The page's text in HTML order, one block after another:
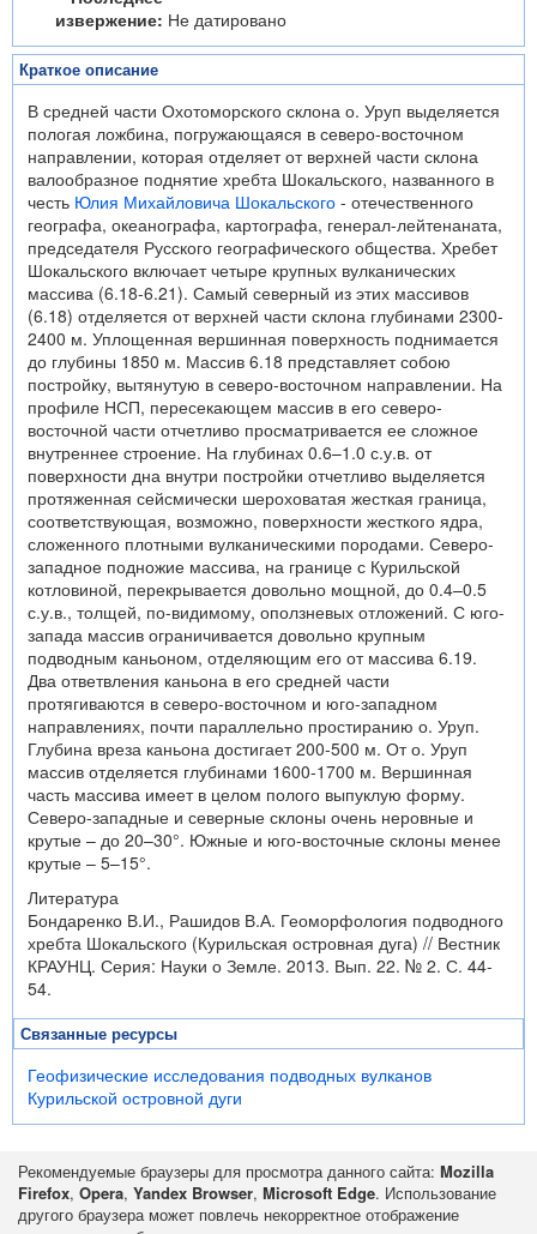
извержение: Не датировано
Краткое описание
В средней части Охотоморского склона о. Уруп выделяется
пологая ложбина, погружающаяся в северо-восточном
направлении, которая отделяет от верхней части склона
валообразное поднятие хребта Шокальского, названного в
честь Юлия Михайловича Шокальского - отечественного
географа, океанографа, картографа, генерал-лейтенаната,
председателя Русского географического общества. Хребет
Шокальского включает четыре крупных вулканических
массива (6.18-6.21). Самый северный из этих массивов
(6.18) отделяется от верхней части склона глубинами 2300-
2400 м. Уплощенная вершинная поверхность поднимается
до глубины 1850 м. Массив 6.18 представляет собою
постройку, вытянутую в северо-восточном направлении. На
профиле НСП, пересекающем массив в его северо-
восточной части отчетливо просматривается ее сложное
внутреннее строение. На глубинах 0.6–1.0 с.у.в. от
поверхности дна внутри постройки отчетливо выделяется
протяженная сейсмически шероховатая жесткая граница,
соответствующая, возможно, поверхности жесткого ядра,
сложенного плотными вулканическими породами. Северо-
западное подножие массива, на границе с Курильской
котловиной, перекрывается довольно мощной, до 0.4–0.5
с.у.в., толщей, по-видимому, оползневых отложений. С юго-
запада массив ограничивается довольно крупным
подводным каньоном, отделяющим его от массива 6.19.
Два ответвления каньона в его средней части
протягиваются в северо-восточном и юго-западном
направлениях, почти параллельно простиранию о. Уруп.
Глубина вреза каньона достигает 200-500 м. От о. Уруп
массив отделяется глубинами 1600-1700 м. Вершинная
часть массива имеет в целом полого выпуклую форму.
Северо-западные и северные склоны очень неровные и
крутые – до 20–30°. Южные и юго-восточные склоны менее
крутые – 5–15°.
Литература
Бондаренко В.И., Рашидов В.А. Геоморфология подводного
хребта Шокальского (Курильская островная дуга) // Вестник
КРАУНЦ. Серия: Науки о Земле. 2013. Вып. 22. № 2. С. 44-
54.
Связанные ресурсы
Геофизические исследования подводных вулканов
Курильской островной дуги
Рекомендуемые браузеры для просмотра данного сайта: Mozilla
Firefox, Opera, Yandex Browser, Microsoft Edge. Использование
другого браузера может повлечь некорректное отображение